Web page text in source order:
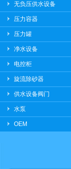
无负压供水设备
压力容器
压力罐
净水设备
电控柜
旋流除砂器
供水设备阀门
水泵
OEM